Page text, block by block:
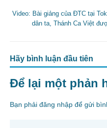
k
Video: Bài giảng của ĐTC tại
dân ta, Thánh Ca Việt
Hãy bình luận đầu tiên
Để lại một phản
Bạn phải đăng nhập để gửi